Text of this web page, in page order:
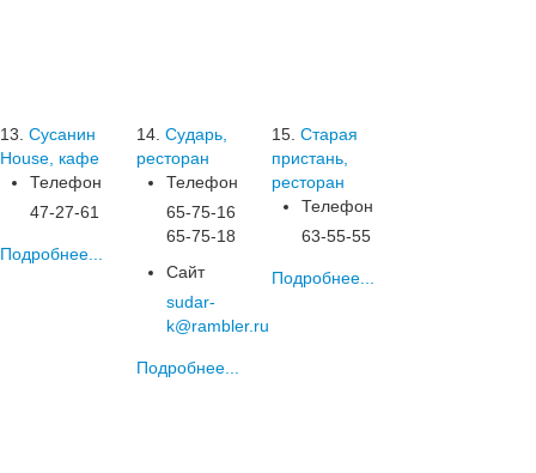
13. Сусанин
House, кафе
Телефон
47-27-61
Подробнее...
14. Сударь,
ресторан
Телефон
65-75-16
65-75-18
Сайт
sudar-
k@rambler.ru
Подробнее...
15. Старая
пристань,
ресторан
Телефон
63-55-55
Подробнее...